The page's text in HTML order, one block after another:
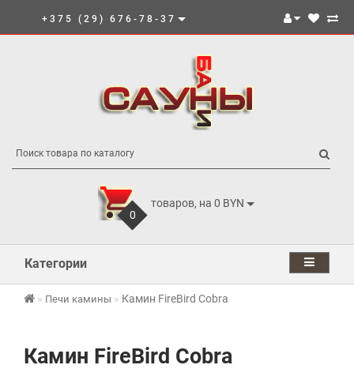
+375 (29) 676-78-37
0
товаров, на 0 BYN
Категории
Печи камины Камин FireBird Cobra
Камин FireBird Cobra